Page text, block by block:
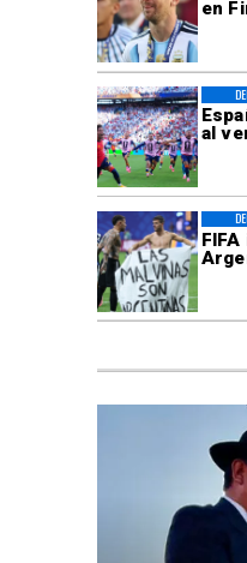
en
al